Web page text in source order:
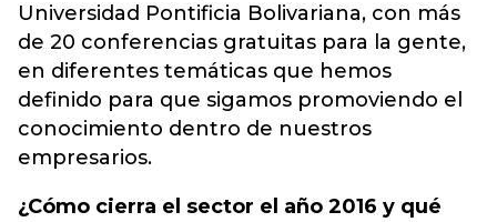
Universidad Pontificia Bolivariana, con más
de 20 conferencias gratuitas para la gente,
en diferentes temáticas que hemos
definido para que sigamos promoviendo el
conocimiento dentro de nuestros
empresarios.
¿Cómo cierra el sector el año 2016 y qué